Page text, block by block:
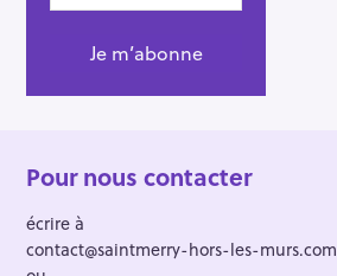
Pour nous contacter
écrire à
contact@saintmerry-hors-les-murs.com